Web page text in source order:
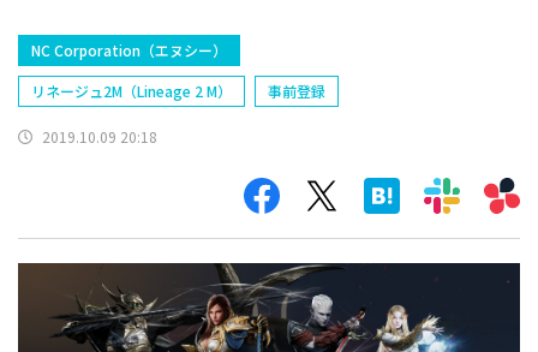
NC Corporation（エヌシー）
リネージュ2M（Lineage 2 M）
事前登録
2019.10.09 20:18